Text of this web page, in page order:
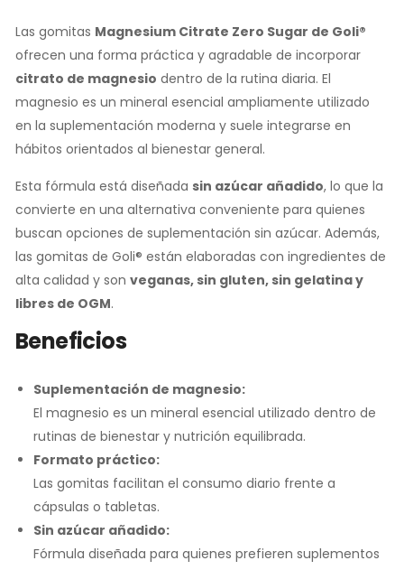
Las gomitas Magnesium Citrate Zero Sugar de Goli®
ofrecen una forma práctica y agradable de incorporar
citrato de magnesio dentro de la rutina diaria. El
magnesio es un mineral esencial ampliamente utilizado
en la suplementación moderna y suele integrarse en
hábitos orientados al bienestar general.
Esta fórmula está diseñada sin azúcar añadido, lo que la
convierte en una alternativa conveniente para quienes
buscan opciones de suplementación sin azúcar. Además,
las gomitas de Goli® están elaboradas con ingredientes de
alta calidad y son veganas, sin gluten, sin gelatina y
libres de OGM.
Beneficios
Suplementación de magnesio:
El magnesio es un mineral esencial utilizado dentro de
rutinas de bienestar y nutrición equilibrada.
Formato práctico:
Las gomitas facilitan el consumo diario frente a
cápsulas o tabletas.
Sin azúcar añadido:
Fórmula diseñada para quienes prefieren suplementos